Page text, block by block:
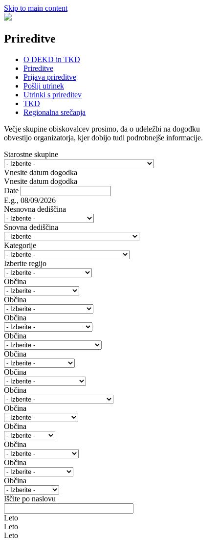
Skip to main content
Prireditve
O DEKD in TKD
Prireditve
Prijava prireditve
Pošlji utrinek
Utrinki s prireditev
TKD
Regionalna srečanja
Večje skupine obiskovalcev prosimo, da o udeležbi na dogodku
obvestijo organizatorja, kjer dobijo tudi podrobnejše informacije.
Starostne skupine
Vnesite datum dogodka
Vnesite datum dogodka
Date
E.g., 08/09/2026
Nesnovna dediščina
Snovna dediščina
Kategorije
Izberite regijo
Občina
Občina
Občina
Občina
Občina
Občina
Občina
Občina
Občina
Občina
Občina
Občina
Iščite po naslovu
Leto
Leto
Leto